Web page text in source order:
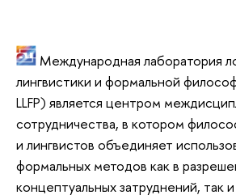
Международная лаборатория
лингвистики и формальной
LLFP) является центром
сотрудничества, в котором
и лингвистов объединяет
формальных методов как в
концептуальных затруднений, так